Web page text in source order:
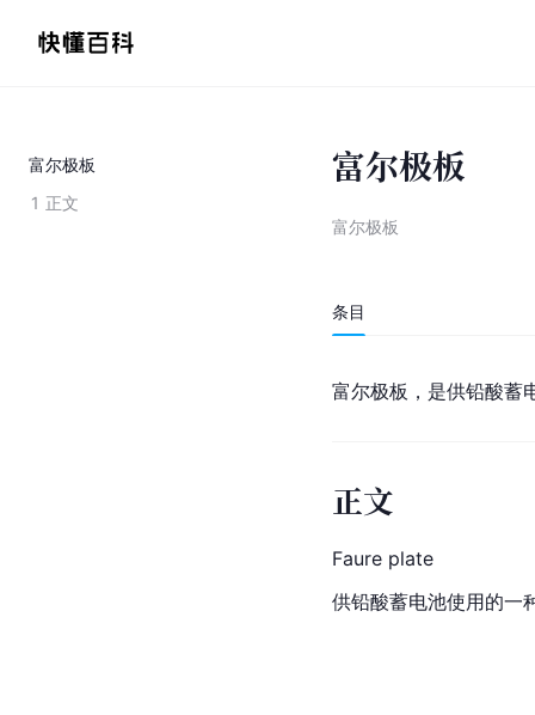
富尔极板
1 正文
富尔极板
富尔极板
条目
富尔极板，是供铅酸蓄
正文
Faure plate
供铅酸蓄电池使用的一